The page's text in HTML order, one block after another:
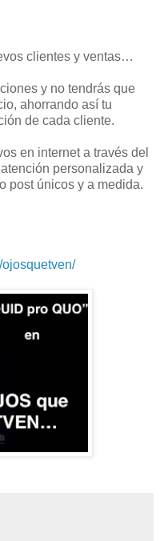
clientes y ventas…
y no tendrás que
ahorrando así tu
de cada cliente.
en internet a través del
personalizada y
post únicos y a medida.
ojosquetven/